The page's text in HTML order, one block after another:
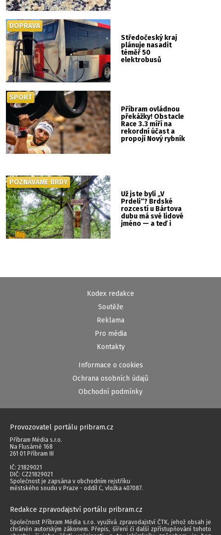
Středočeský kraj
plánuje nasadit
téměř 50
elektrobusů
DOPRAVA
Příbram ovládnou
překážky! Obstacle
Race 3.3 míří na
rekordní účast a
propojí Nový rybník
SPORT
Už jste byli „V
Prdeli“? Brdské
rozcestí u Bártova
dubu má své lidové
jméno — a teď i
POZNÁVÁME BRDY
Kodex redakce
Soutěže
Reklama
Pro média
Kontakty
Informace o cookies
Ochrana osobních údajů
Obchodní podmínky
Provozovatel portálu pribram.cz
Příbram Média s.r.o.
Na Flusárně 168
261 01 Příbram III
IČ: 21829021
DIČ: CZ21829021
Společnost je zapsána v obchodním rejstříku
městského soudu v Praze - oddíl C, vložka 407087.
Redakce zpravodajství portálu pribram.cz
Společnost Příbram Média s.r.o. využívá zpravodajství ČTK, jehož obsah je
chráněn autorským zákonem. Přepis, šíření či další zpřístupňování tohoto